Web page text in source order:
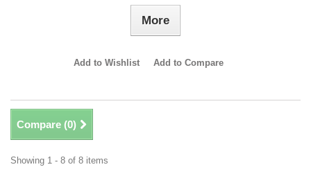
More
Add to Wishlist Add to Compare
Compare (0)
Showing 1 - 8 of 8 items